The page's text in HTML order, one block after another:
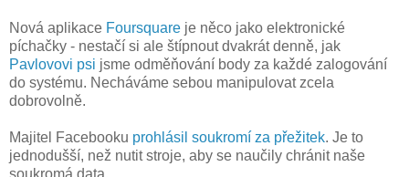
Nová aplikace Foursquare je něco jako elektronické
píchačky - nestačí si ale štípnout dvakrát denně, jak
Pavlovovi psi jsme odměňování body za každé zalogování
do systému. Necháváme sebou manipulovat zcela
dobrovolně.
Majitel Facebooku prohlásil soukromí za přežitek. Je to
jednodušší, než nutit stroje, aby se naučily chránit naše
soukromá data.